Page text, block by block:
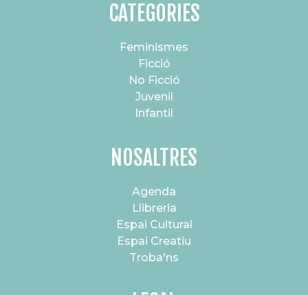
CATEGORIES
Feminismes
Ficció
No Ficció
Juvenil
Infantil
NOSALTRES
Agenda
Llibreria
Espai Cultural
Espai Creatiu
Troba'ns